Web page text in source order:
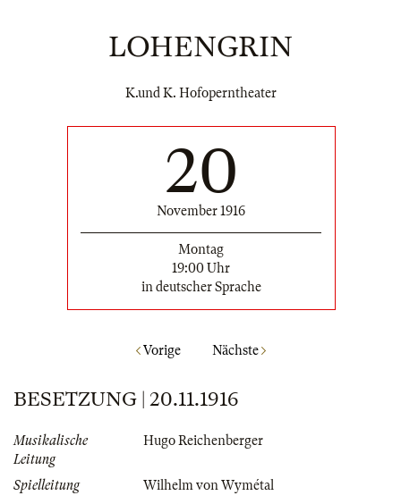
LOHENGRIN
K.und K. Hofoperntheater
20
November 1916
Montag
19:00 Uhr
in deutscher Sprache
Vorige Nächste
BESETZUNG | 20.11.1916
Musikalische
Leitung
Hugo Reichenberger
Spielleitung
Wilhelm von Wymétal